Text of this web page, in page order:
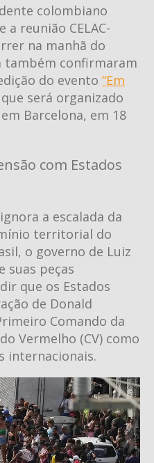
colombiano
reunião CELAC-
na manhã do
também confirmaram
do evento “Em
será organizado
Barcelona, em 18
com Estados
a escalada da
territorial do
o governo de Luiz
suas peças
que os Estados
de Donald
Comando da
Vermelho (CV) como
internacionais.